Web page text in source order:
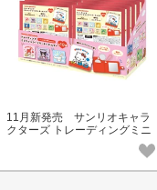
11月新発売 サンリオキャラ
クターズ トレーディングミニ
ファンシーミラーキーホルダ